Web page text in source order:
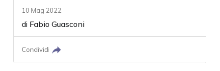
10 Mag 2022
di Fabio Guasconi
Condividi